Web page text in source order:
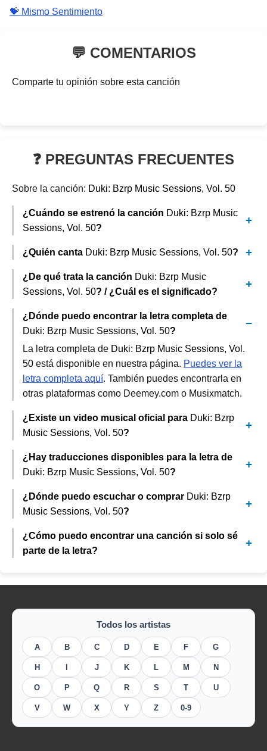
💝 Mismo Sentimiento
💬 COMENTARIOS
Comparte tu opinión sobre esta canción
❓ PREGUNTAS FRECUENTES
Sobre la canción: Duki: Bzrp Music Sessions, Vol. 50
¿Cuándo se estrenó la canción Duki: Bzrp Music
Sessions, Vol. 50?
¿Quién canta Duki: Bzrp Music Sessions, Vol. 50?
¿De qué trata la canción Duki: Bzrp Music
Sessions, Vol. 50? / ¿Cuál es el significado?
¿Dónde puedo encontrar la letra completa de
Duki: Bzrp Music Sessions, Vol. 50?
La letra completa de Duki: Bzrp Music Sessions, Vol.
50 está disponible en nuestra página. Puedes ver la
letra completa aquí. También puedes encontrarla en
otras plataformas como Deemey.com o Musixmatch.
¿Existe un video musical oficial para Duki: Bzrp
Music Sessions, Vol. 50?
¿Hay traducciones disponibles para la letra de
Duki: Bzrp Music Sessions, Vol. 50?
¿Dónde puedo escuchar o comprar Duki: Bzrp
Music Sessions, Vol. 50?
¿Cómo puedo encontrar una canción si solo sé
parte de la letra?
Todos los artistas
A B C D E F G
H J K L M N
O P Q R S T U
V W X Y Z 0-9